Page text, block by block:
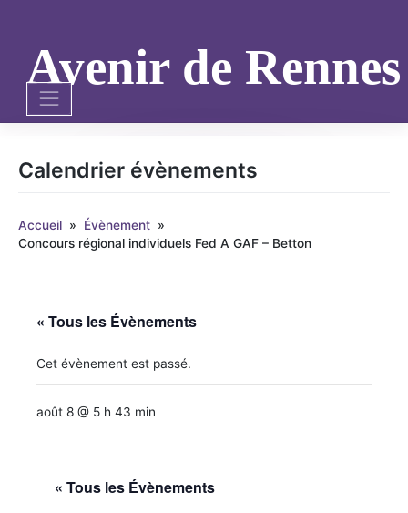
Avenir de
Calendrier évènements
Accueil » Évènement »
Concours régional individuels Fed A GAF – Betton
« Tous les Évènements
Cet évènement est passé.
août 8 @ 5 h 43 min
« Tous les Évènements